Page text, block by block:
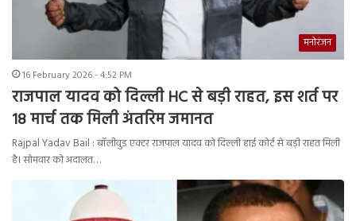
मनोरंजन
16 February 2026 - 4:52 PM
राजपाल यादव को दिल्ली HC से बड़ी राहत, इस शर्त पर
18 मार्च तक मिली अंतरिम जमानत
Rajpal Yadav Bail : बॉलीवुड एक्टर राजपाल यादव को दिल्ली हाई कोर्ट से बड़ी राहत मिली
है। सोमवार को अदालत…